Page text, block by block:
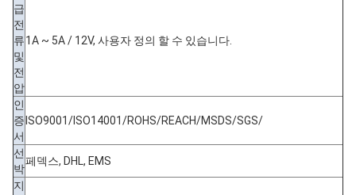
급
전
류
및
전
압
1A ~ 5A / 12V, 사용자 정의 할 수 있습니다.
인
증
서
ISO9001/ISO14001/ROHS/REACH/MSDS/SGS/
선
박
페덱스, DHL, EMS
지